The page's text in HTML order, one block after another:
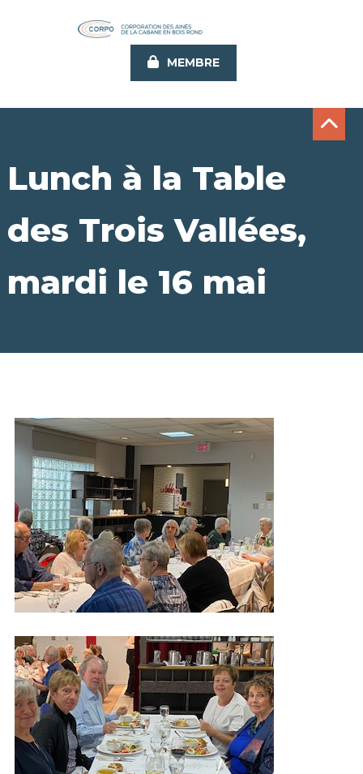
MEMBRE
Lunch à la Table
des Trois Vallées,
mardi le 16 mai